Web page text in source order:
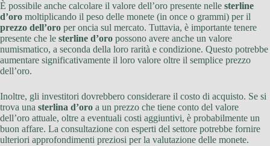
È possibile anche calcolare il valore dell’oro presente nelle sterline
d’oro moltiplicando il peso delle monete (in once o grammi) per il
prezzo dell’oro per oncia sul mercato. Tuttavia, è importante tenere
presente che le sterline d’oro possono avere anche un valore
numismatico, a seconda della loro rarità e condizione. Questo potrebbe
aumentare significativamente il loro valore oltre il semplice prezzo
dell’oro.
Inoltre, gli investitori dovrebbero considerare il costo di acquisto. Se si
trova una sterlina d’oro a un prezzo che tiene conto del valore
dell’oro attuale, oltre a eventuali costi aggiuntivi, è probabilmente un
buon affare. La consultazione con esperti del settore potrebbe fornire
ulteriori approfondimenti preziosi per la valutazione delle monete.